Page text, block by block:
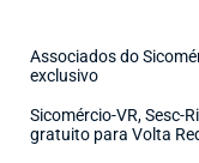
Associados do
exclusivo
Sicomércio-VR, Sesc-
gratuito para Volta